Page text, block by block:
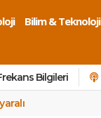
Bilim & Teknoloji
Bilgileri